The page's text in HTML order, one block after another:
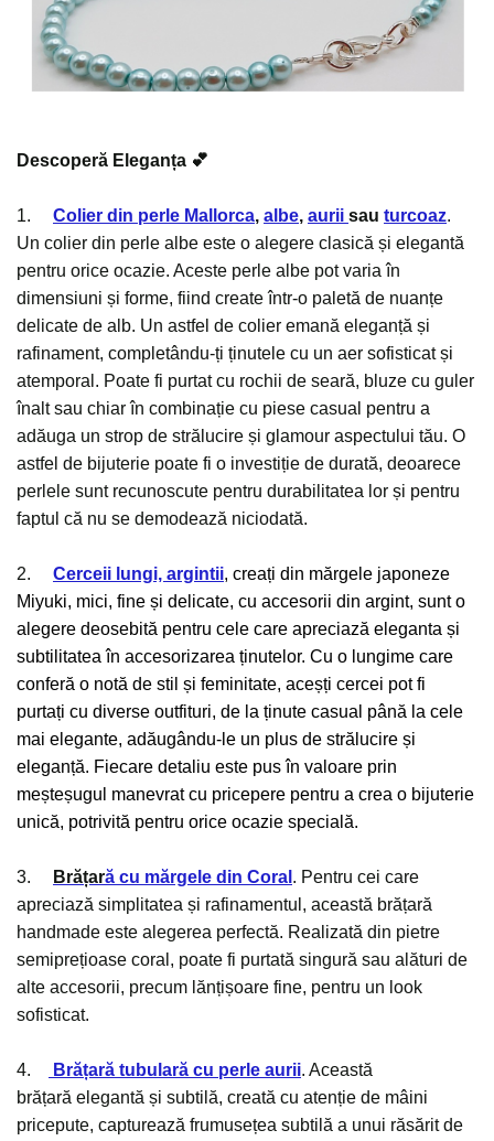
Descoperă Eleganța 💕
1. Colier din perle Mallorca, albe, aurii sau turcoaz.
Un colier din perle albe este o alegere clasică și elegantă
pentru orice ocazie. Aceste perle albe pot varia în
dimensiuni și forme, fiind create într-o paletă de nuanțe
delicate de alb. Un astfel de colier emană eleganță și
rafinament, completându-ți ținutele cu un aer sofisticat și
atemporal. Poate fi purtat cu rochii de seară, bluze cu guler
înalt sau chiar în combinație cu piese casual pentru a
adăuga un strop de strălucire și glamour aspectului tău. O
astfel de bijuterie poate fi o investiție de durată, deoarece
perlele sunt recunoscute pentru durabilitatea lor și pentru
faptul că nu se demodează niciodată.
2. Cerceii lungi, argintii, creați din mărgele japoneze
Miyuki, mici, fine și delicate, cu accesorii din argint, sunt o
alegere deosebită pentru cele care apreciază eleganta și
subtilitatea în accesorizarea ținutelor. Cu o lungime care
conferă o notă de stil și feminitate, aceșți cercei pot fi
purtați cu diverse outfituri, de la ținute casual până la cele
mai elegante, adăugându-le un plus de strălucire și
eleganță. Fiecare detaliu este pus în valoare prin
meșteșugul manevrat cu pricepere pentru a crea o bijuterie
unică, potrivită pentru orice ocazie specială.
3. Brățară cu mărgele din Coral . Pentru cei care
apreciază simplitatea și rafinamentul, această brățară
handmade este alegerea perfectă. Realizată din pietre
semiprețioase coral, poate fi purtată singură sau alături de
alte accesorii, precum lănțișoare fine, pentru un look
sofisticat.
4. Brățară tubulară cu perle aurii. Această
brățară elegantă și subtilă, creată cu atenție de mâini
pricepute, capturează frumusețea subtilă a unui răsărit de